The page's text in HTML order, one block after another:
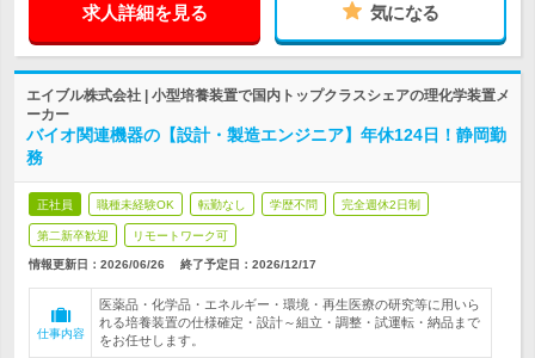
求人詳細を見る 気になる
エイブル株式会社 | 小型培養装置で国内トップクラスシェアの理化学装置メ
ーカー
バイオ関連機器の【設計・製造エンジニア】年休124日！静岡勤
務
正社員 職種未経験OK 転勤なし 学歴不問 完全週休2日制
第二新卒歓迎 リモートワーク可
情報更新日：2026/06/26 終了予定日： 2026/12/17
仕事内容
医薬品・化学品・エネルギー・環境・再生医療の研究等に用いら
れる培養装置の仕様確定・設計～組立・調整・試運転・納品まで
をお任せします。